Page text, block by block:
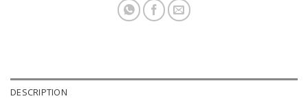
DESCRIPTION